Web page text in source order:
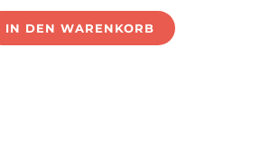
IN DEN WARENKORB